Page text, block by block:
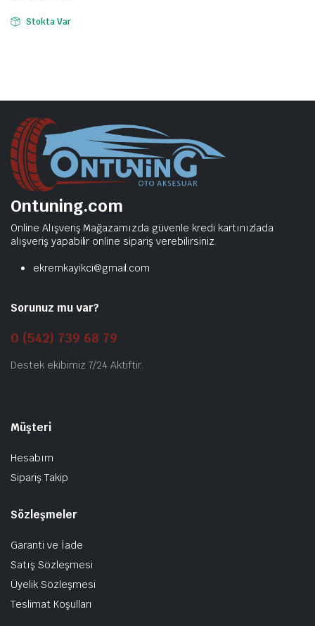
Stokta Var
Ontuning.com
Online Alışveriş Mağazamızda güvenle kredi kartınızlada
alışveriş yapabilir online sipariş verebilirsiniz.
ekremkayikci@gmail.com
Sorunuz mu var?
0 (542) 739 68 79
Destek ekibimiz 7/24 Aktiftir.
Müşteri
Hesabım
Sipariş Takip
Sözleşmeler
Garanti ve İade
Satış Sözleşmesi
Üyelik Sözleşmesi
Teslimat Koşulları